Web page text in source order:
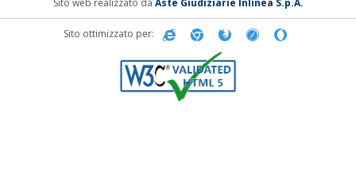
Sito web realizzato da Aste Giudiziarie Inlinea S.p.A.
Sito ottimizzato per: